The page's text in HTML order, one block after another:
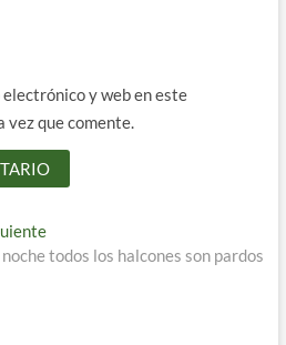
y web en este
que comente.
Entrada
siguiente:
todos los halcones son pardos